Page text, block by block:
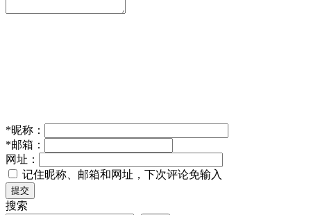
*昵称：
*邮箱：
网址：
记住昵称、邮箱和网址，下次评论免输入
提交
搜索